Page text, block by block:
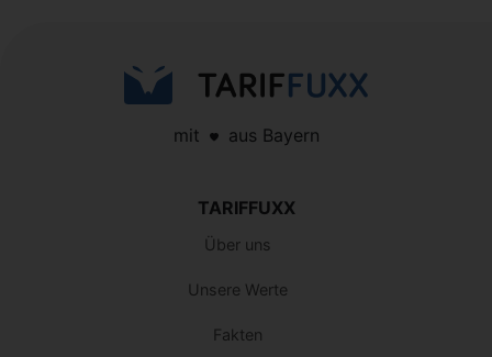
mit aus Bayern
TARIFFUXX
Über uns
Unsere Werte
Fakten